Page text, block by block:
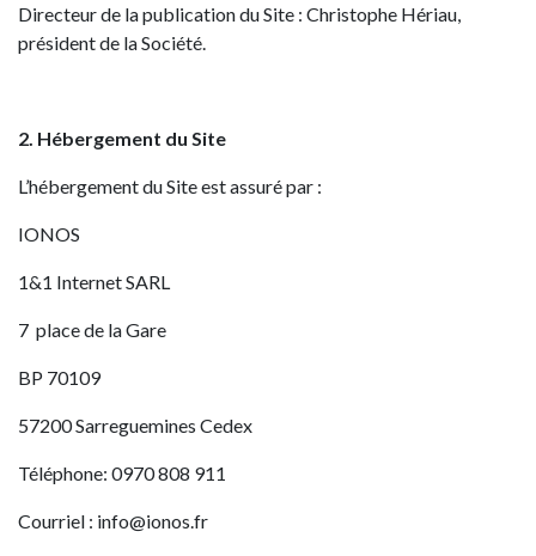
Directeur de la publication du Site : Christophe Hériau,
président de la Société.
2. Hébergement du Site
L’hébergement du Site est assuré par :
IONOS
1&1 Internet SARL
7 place de la Gare
BP 70109
57200 Sarreguemines Cedex
Téléphone: 0970 808 911
Courriel : info@ionos.fr